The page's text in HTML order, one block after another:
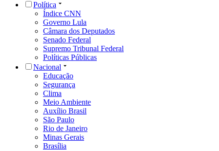
Política
Índice CNN
Governo Lula
Câmara dos Deputados
Senado Federal
Supremo Tribunal Federal
Políticas Públicas
Nacional
Educação
Segurança
Clima
Meio Ambiente
Auxílio Brasil
São Paulo
Rio de Janeiro
Minas Gerais
Brasília